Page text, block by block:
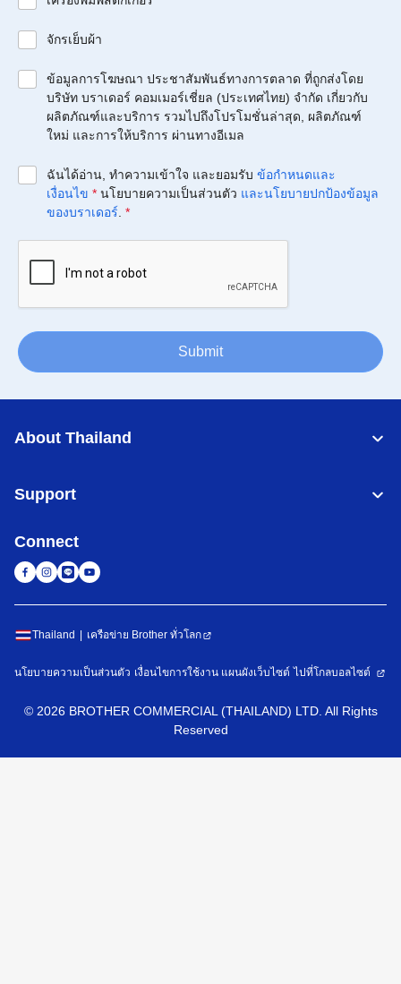
จักรเย็บผ้า
ข้อมูลการโฆษณา ประชาสัมพันธ์ทางการตลาด ที่ถูกส่งโดย
บริษัท บราเดอร์ คอมเมอร์เชี่ยล (ประเทศไทย) จำกัด เกี่ยวกับ
ผลิตภัณฑ์และบริการ รวมไปถึงโปรโมชั่นล่าสุด, ผลิตภัณฑ์
ใหม่ และการให้บริการ ผ่านทางอีเมล
ฉันได้อ่าน, ทำความเข้าใจ และยอมรับ ข้อกำหนดและ
เงื่อนไข * นโยบายความเป็นส่วนตัว และนโยบายปกป้องข้อมูล
ของบราเดอร์ *
Submit
About Thailand
Support
Connect
Thailand เครือข่าย Brother ทั่วโลก
นโยบายความเป็นส่วนตัว เงื่อนไขการใช้งาน แผนผังเว็บไซต์ ไปที่โกลบอลไซต์
© 2026 BROTHER COMMERCIAL (THAILAND) LTD. All Rights
Reserved